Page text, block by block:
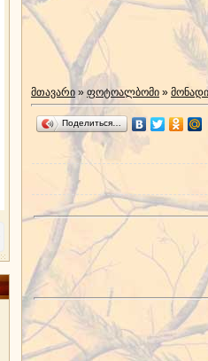
მთავარი » ფოტოალბომი »
Поделиться…